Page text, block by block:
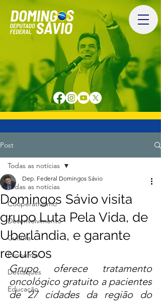
Post
Todas as notícias
Cooperativismo
Desenvolvimento
Cultura
Economia
Destaques
Educação
Todas as notícias
Domingos Sávio visita
grupo Luta Pela Vida, de
Uberlândia, e garante
recursos
Dep. Federal Domingos Sávio
Grupo oferece tratamento
oncológico gratuito a pacientes
de 27 cidades da região do